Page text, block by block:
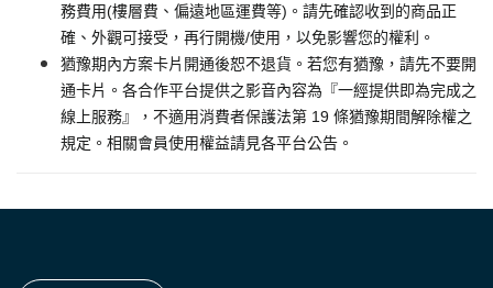
務費用(樓層費、偏遠地區運費等)。請先確認收到的商品正
確、外觀可接受，再行開機/使用，以免影響您的權利。
猶豫期內方案卡片開通後恕不退貨。若您有猶豫，請先不要開
通卡片。各合作平台提供之影音內容為『一經提供即為完成之
線上服務』，不適用消費者保護法第 19 條猶豫期間解除權之
規定。相關會員使用權益請見各平台公告。